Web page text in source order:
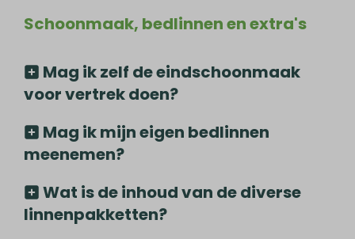
Schoonmaak, bedlinnen en extra's
Mag ik zelf de eindschoonmaak
voor vertrek doen?
Mag ik mijn eigen bedlinnen
meenemen?
Wat is de inhoud van de diverse
linnenpakketten?